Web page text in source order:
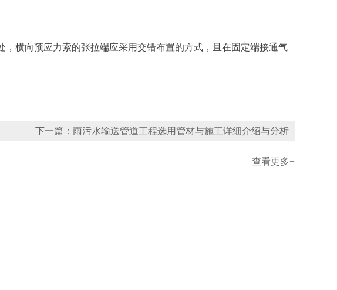
横向预应力索的张拉端应采用交错布置的方式，且在固定端接通气
下一篇：雨污水输送管道工程选用管材与施工详细介绍与分析
查看更多+